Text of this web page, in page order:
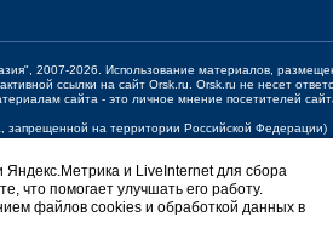
2007-2026. Использование материалов,
ссылки на сайт Orsk.ru Orsk.ru не несет
сайта - это личное мнение посетителей
запрещенной на территории Российской Федерации)
и LiveInternet для сбора
что помогает улучшать его работу.
файлов cookies и обработкой данных в